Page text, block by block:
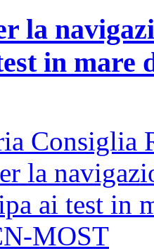
la
in mare
Consiglia